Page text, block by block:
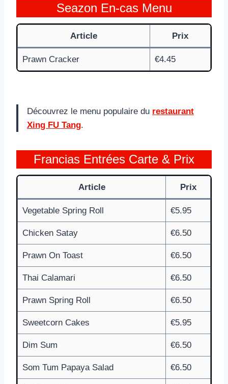
Seazon En-cas Menu
Article Prix
Prawn Cracker €4.45
Découvrez le menu populaire du restaurant
Xing FU Tang.
Francias Entrées Carte & Prix
Article Prix
Vegetable Spring Roll €5.95
Chicken Satay €6.50
Prawn On Toast €6.50
Thai Calamari €6.50
Prawn Spring Roll €6.50
Sweetcorn Cakes €5.95
Dim Sum €6.50
Som Tum Papaya Salad €6.50